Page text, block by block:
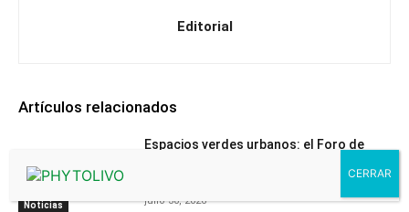
Editorial
Artículos relacionados
Noticias
Espacios verdes urbanos: el Foro de
julio 30, 2026